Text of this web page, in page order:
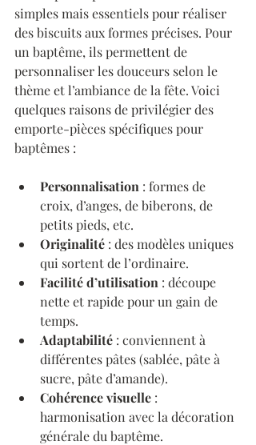
simples mais essentiels pour réaliser
des biscuits aux formes précises. Pour
un baptême, ils permettent de
personnaliser les douceurs selon le
thème et l’ambiance de la fête. Voici
quelques raisons de privilégier des
emporte-pièces spécifiques pour
baptêmes :
Personnalisation : formes de
croix, d’anges, de biberons, de
petits pieds, etc.
Originalité : des modèles uniques
qui sortent de l’ordinaire.
Facilité d’utilisation : découpe
nette et rapide pour un gain de
temps.
Adaptabilité : conviennent à
différentes pâtes (sablée, pâte à
sucre, pâte d’amande).
Cohérence visuelle :
harmonisation avec la décoration
générale du baptême.